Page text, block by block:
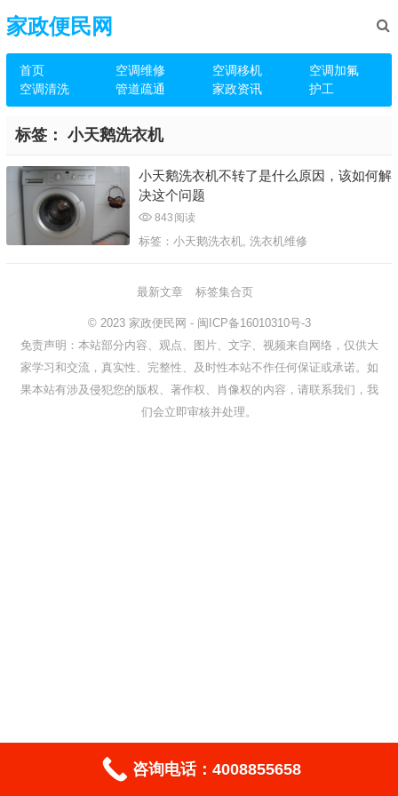
家政便民网
首页 空调维修 空调移机
空调加氟
空调清洗
管道疏通 家政资讯 护工
标签： 小天鹅洗衣机
小天鹅洗衣机不转了是什么原因，该如何解
决这个问题
843 阅读
标签： 小天鹅洗衣机, 洗衣机维修
最新文章 标签集合页
© 2023 家政便民网 - 闽ICP备16010310号-3
免责声明：本站部分内容、观点、图片、文字、视频来自网络，仅供大
家学习和交流，真实性、完整性、及时性本站不作任何保证或承诺。如
果本站有涉及侵犯您的版权、著作权、肖像权的内容，请联系我们，我
们会立即审核并处理。
咨询电话：4008855658